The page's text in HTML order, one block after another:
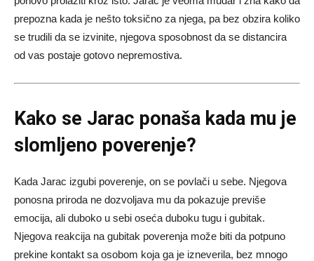
prepozna kada je nešto toksično za njega, pa bez obzira koliko
se trudili da se izvinite, njegova sposobnost da se distancira
od vas postaje gotovo nepremostiva.
Kako se Jarac ponaša kada mu je
slomljeno poverenje?
Kada Jarac izgubi poverenje, on se povlači u sebe. Njegova
ponosna priroda ne dozvoljava mu da pokazuje previše
emocija, ali duboko u sebi oseća duboku tugu i gubitak.
Njegova reakcija na gubitak poverenja može biti da potpuno
prekine kontakt sa osobom koja ga je izneverila, bez mnogo